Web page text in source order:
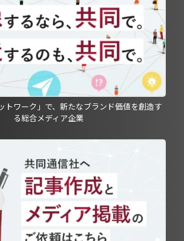
トワーク」で、新たなブランド価値を創造す
る総合メディア企業